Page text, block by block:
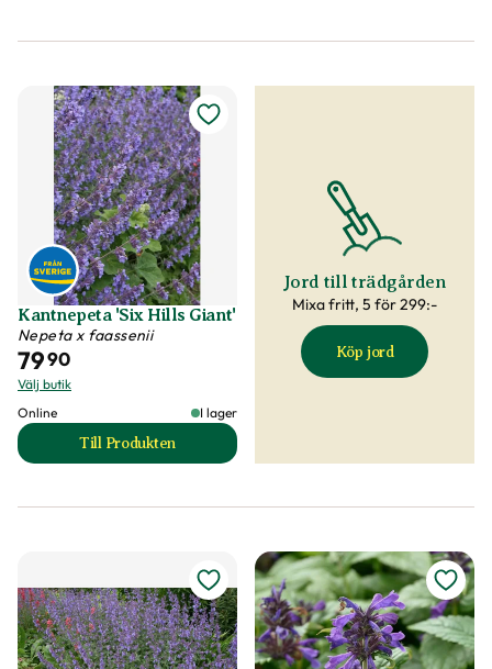
Kantnepeta 'Six Hills Giant'
Nepeta x faassenii
7990
Välj butik
Online
I lager
Till Produkten
till Kantnepeta 'Six Hills Giant' produktsida
Jord till trädgården
Mixa fritt, 5 för 299:-
Köp jord